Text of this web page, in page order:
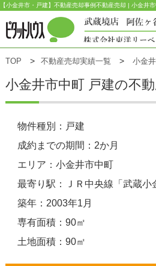
TOP 不動産売却実績一覧 小金
小金井市中町 戸建の不
物件種別：戸建
成約までの期間：2か月
エリア：小金井市中町
最寄り駅：ＪＲ中央線「武蔵小
築年：2003年1月
専有面積：90㎡
土地面積：90㎡